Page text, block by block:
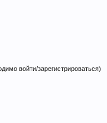
войти/зарегистрироваться)